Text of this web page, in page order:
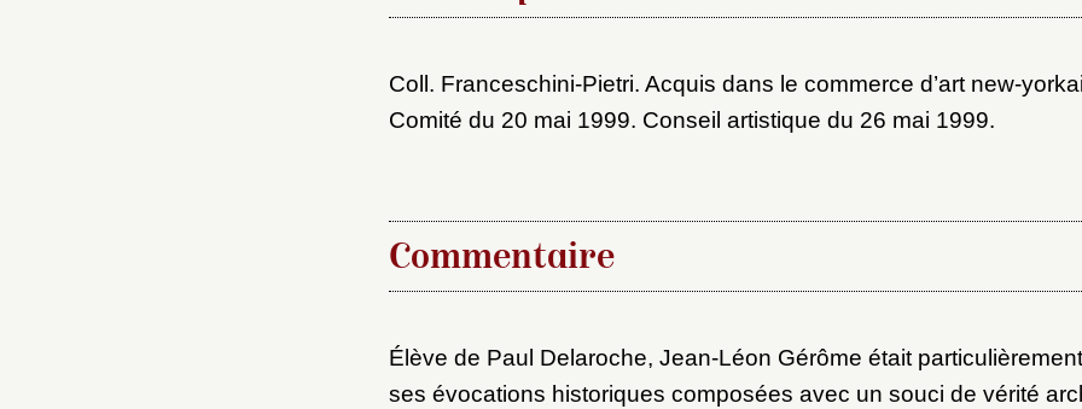
Coll. Franceschini-Pietri. Acquis dans le commerce d’art new-
Comité du 20 mai 1999. Conseil artistique du 26 mai 1999.
Commentaire
Élève de Paul Delaroche, Jean-Léon Gérôme était
ses évocations historiques composées avec un souci de vérité
Nouveau dossier
Créer et ajouter
Envoyer
Vous avez oublié votre mot de passe ?Cliquez ici